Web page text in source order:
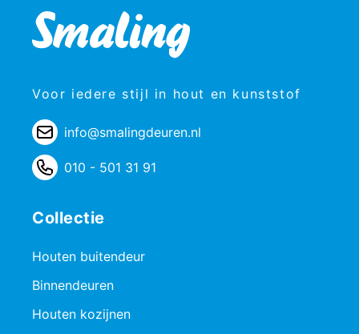
Voor iedere stijl in hout en kunststof
info@smalingdeuren.nl
010 - 501 31 91
Collectie
Houten buitendeur
Binnendeuren
Houten kozijnen